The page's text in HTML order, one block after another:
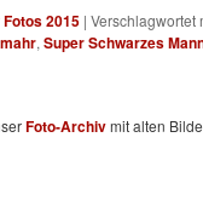
Fotos 2015 |Verschlagwortet
,Super Schwarzes
Foto-Archivmit alten